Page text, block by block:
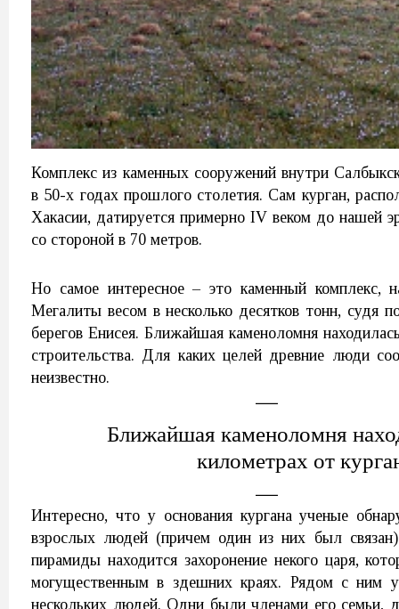
Комплекс из каменных сооружений внутри
в 50-х годах прошлого столетия. Сам курган,
Хакасии, датируется примерно IV веком до нашей
со стороной в 70 метров.
Но самое интересное – это каменный комплекс,
Мегалиты весом в несколько десятков тонн, судя
берегов Енисея. Ближайшая каменоломня
строительства. Для каких целей древние люди
неизвестно.
Ближайшая каменоломня
километрах от
Интересно, что у основания кургана ученые
взрослых людей (причем один из них был
пирамиды находится захоронение некого царя,
могущественным в здешних краях. Рядом с ним
нескольких людей. Одни были членами его семьи,